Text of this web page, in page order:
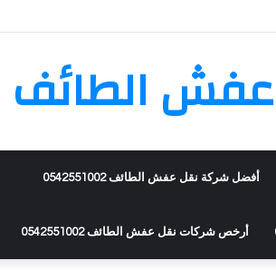
0542551002
أفضل شركة نقل عفش الطائف 0542551002
أرخص شركات نقل عفش الطائف 0542551002